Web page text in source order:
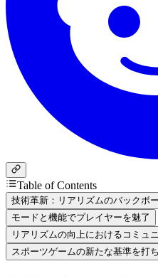
Table of Contents
技術革新：リアリズムのバックボ
モードと機能でプレイヤーを魅了
リアリズムの向上におけるコミュ
スポーツゲームの新たな基準を打